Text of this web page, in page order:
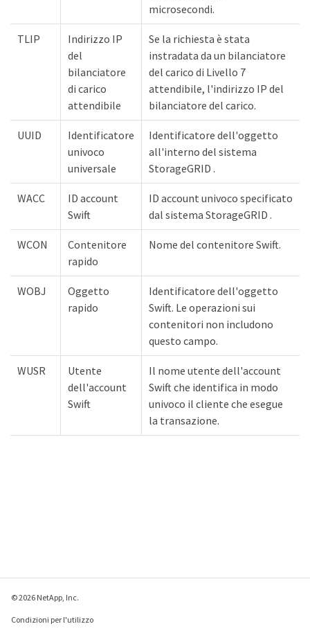
microsecondi.
TLIP
Indirizzo IP
del
bilanciatore
di carico
attendibile
Se la richiesta è stata
instradata da un bilanciatore
del carico di Livello 7
attendibile, l'indirizzo IP del
bilanciatore del carico.
UUID
Identificatore
univoco
universale
Identificatore dell'oggetto
all'interno del sistema
StorageGRID .
WACC
ID account
Swift
ID account univoco specificato
dal sistema StorageGRID .
WCON
Contenitore
rapido
Nome del contenitore Swift.
WOBJ
Oggetto
rapido
Identificatore dell'oggetto
Swift. Le operazioni sui
contenitori non includono
questo campo.
WUSR
Utente
dell'account
Swift
Il nome utente dell'account
Swift che identifica in modo
univoco il cliente che esegue
la transazione.
© 2026 NetApp, Inc.
Condizioni per l'utilizzo